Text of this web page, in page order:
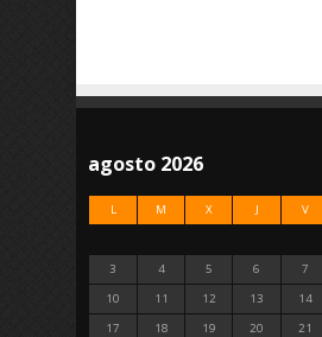
agosto 2026
L M X J V
3
4 5 6 7
10
11 12 13 14
17
18 19 20 21